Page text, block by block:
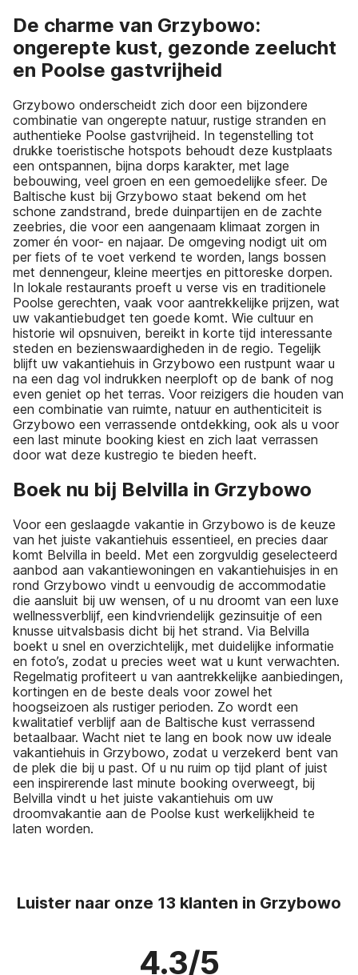
De charme van Grzybowo:
ongerepte kust, gezonde zeelucht
en Poolse gastvrijheid
Grzybowo onderscheidt zich door een bijzondere
combinatie van ongerepte natuur, rustige stranden en
authentieke Poolse gastvrijheid. In tegenstelling tot
drukke toeristische hotspots behoudt deze kustplaats
een ontspannen, bijna dorps karakter, met lage
bebouwing, veel groen en een gemoedelijke sfeer. De
Baltische kust bij Grzybowo staat bekend om het
schone zandstrand, brede duinpartijen en de zachte
zeebries, die voor een aangenaam klimaat zorgen in
zomer én voor- en najaar. De omgeving nodigt uit om
per fiets of te voet verkend te worden, langs bossen
met dennengeur, kleine meertjes en pittoreske dorpen.
In lokale restaurants proeft u verse vis en traditionele
Poolse gerechten, vaak voor aantrekkelijke prijzen, wat
uw vakantiebudget ten goede komt. Wie cultuur en
historie wil opsnuiven, bereikt in korte tijd interessante
steden en bezienswaardigheden in de regio. Tegelijk
blijft uw vakantiehuis in Grzybowo een rustpunt waar u
na een dag vol indrukken neerploft op de bank of nog
even geniet op het terras. Voor reizigers die houden van
een combinatie van ruimte, natuur en authenticiteit is
Grzybowo een verrassende ontdekking, ook als u voor
een last minute booking kiest en zich laat verrassen
door wat deze kustregio te bieden heeft.
Boek nu bij Belvilla in Grzybowo
Voor een geslaagde vakantie in Grzybowo is de keuze
van het juiste vakantiehuis essentieel, en precies daar
komt Belvilla in beeld. Met een zorgvuldig geselecteerd
aanbod aan vakantiewoningen en vakantiehuisjes in en
rond Grzybowo vindt u eenvoudig de accommodatie
die aansluit bij uw wensen, of u nu droomt van een luxe
wellnessverblijf, een kindvriendelijk gezinsuitje of een
knusse uitvalsbasis dicht bij het strand. Via Belvilla
boekt u snel en overzichtelijk, met duidelijke informatie
en foto’s, zodat u precies weet wat u kunt verwachten.
Regelmatig profiteert u van aantrekkelijke aanbiedingen,
kortingen en de beste deals voor zowel het
hoogseizoen als rustiger perioden. Zo wordt een
kwalitatief verblijf aan de Baltische kust verrassend
betaalbaar. Wacht niet te lang en book now uw ideale
vakantiehuis in Grzybowo, zodat u verzekerd bent van
de plek die bij u past. Of u nu ruim op tijd plant of juist
een inspirerende last minute booking overweegt, bij
Belvilla vindt u het juiste vakantiehuis om uw
droomvakantie aan de Poolse kust werkelijkheid te
laten worden.
Luister naar onze 13 klanten in Grzybowo
4.3/5